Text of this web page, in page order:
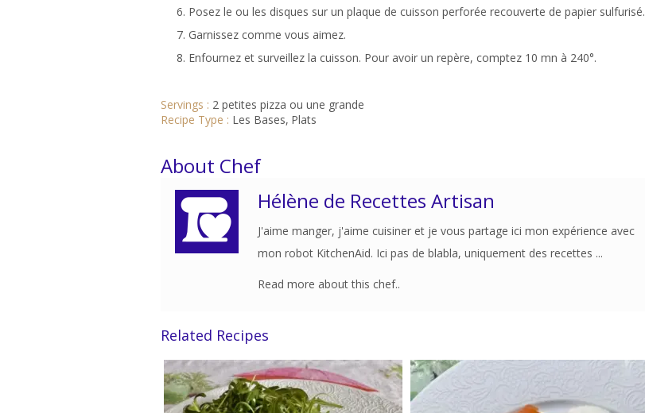
Posez le ou les disques sur un plaque de cuisson perforée recouverte de papier sulfurisé.
Garnissez comme vous aimez.
Enfournez et surveillez la cuisson. Pour avoir un repère, comptez 10 mn à 240°.
Servings : 2 petites pizza ou une grande
Recipe Type : Les Bases Plats
About Chef
Hélène de Recettes Artisan
J'aime manger, j'aime cuisiner et je vous partage ici mon expérience avec
mon robot KitchenAid. Ici pas de blabla, uniquement des recettes ...
Read more about this chef..
Related Recipes